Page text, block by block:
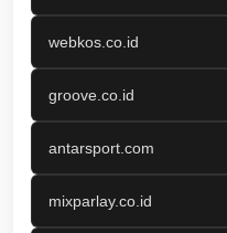
webkos.co.id
groove.co.id
antarsport.com
mixparlay.co.id